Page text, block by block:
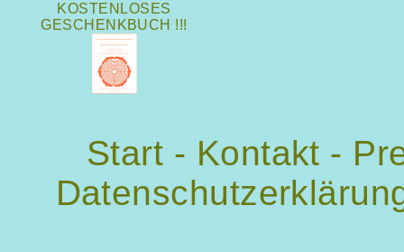
KOSTENLOSES
GESCHENKBUCH !!!
Start - Kontakt -